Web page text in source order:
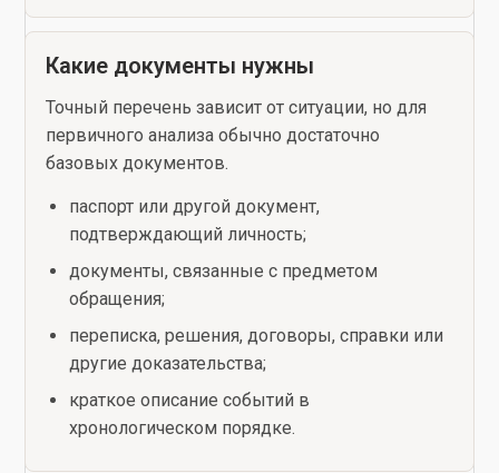
Какие документы нужны
Точный перечень зависит от ситуации, но для
первичного анализа обычно достаточно
базовых документов.
паспорт или другой документ,
подтверждающий личность;
документы, связанные с предметом
обращения;
переписка, решения, договоры, справки или
другие доказательства;
краткое описание событий в
хронологическом порядке.